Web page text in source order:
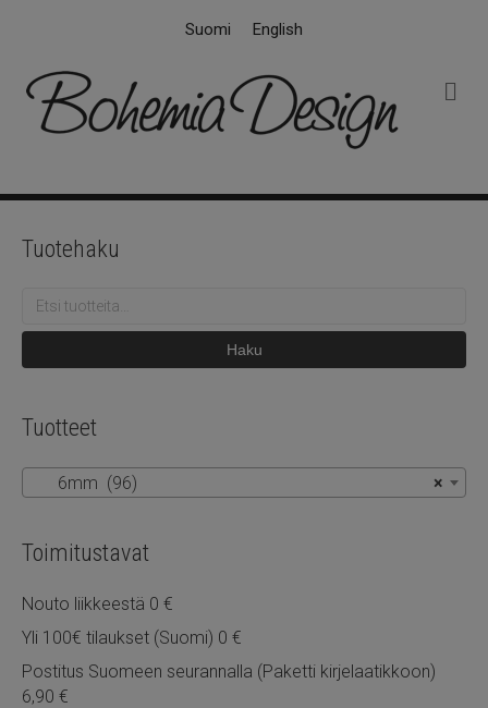
Suomi English
k
Tuotehaku
Etsi:
Haku
Tuotteet
×
6mm (96)
Toimitustavat
Nouto liikkeestä 0 €
Yli 100€ tilaukset (Suomi) 0 €
Postitus Suomeen seurannalla (Paketti kirjelaatikkoon)
6,90 €